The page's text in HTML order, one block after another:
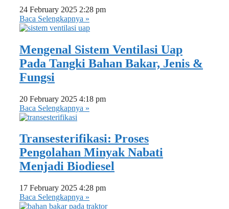
24 February 2025 2:28 pm
Baca Selengkapnya »
Mengenal Sistem Ventilasi Uap
Pada Tangki Bahan Bakar, Jenis &
Fungsi
20 February 2025 4:18 pm
Baca Selengkapnya »
Transesterifikasi: Proses
Pengolahan Minyak Nabati
Menjadi Biodiesel
17 February 2025 4:28 pm
Baca Selengkapnya »